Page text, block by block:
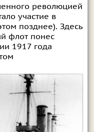
революцией
участие в
позднее). Здесь
флот понес
1917 года